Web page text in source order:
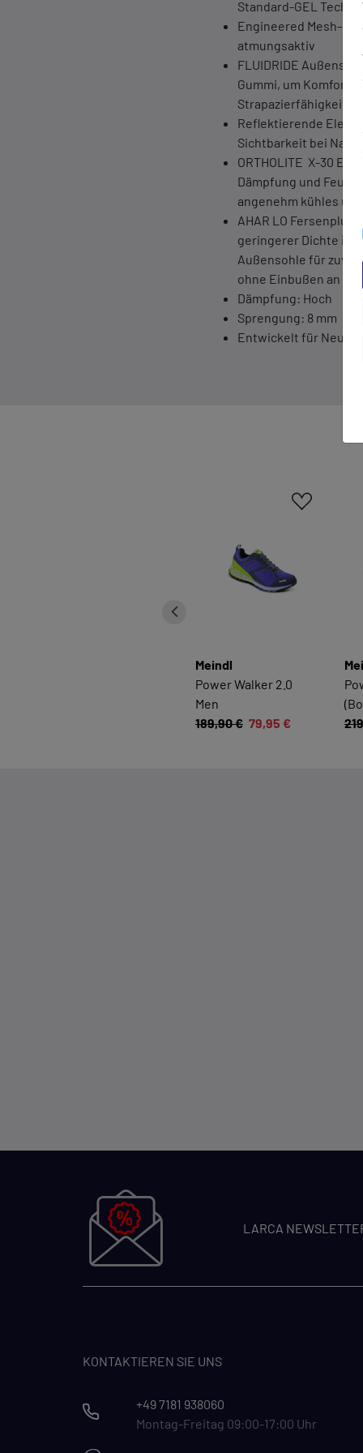
Standard-GEL
Engineered Mesh-
atmungsaktiv
FLUIDRIDE
Gummi, um Komfort
Strapazierfähigkeit
Reflektierende
Sichtbarkeit bei
ORTHOLITE X-30
Dämpfung und
angenehm kühles
AHAR LO Fersenplug-
geringerer Dichte in
Außensohle für
ohne Einbußen an
Dämpfung: Hoch
Sprengung: 8 mm
Entwickelt für
Meindl
Power Walker 2.0
Men
189,90 € 79,95 €
LARCA
KONTAKTIEREN SIE UNS
+49 7181 938060
Montag-Freitag 09:00-17:00 Uhr